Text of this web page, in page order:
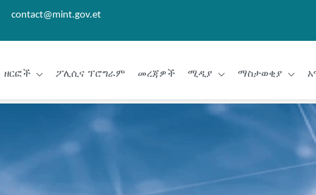
contact@mint.gov.et
ዘርፎች ፖሊሲና ፕሮግራም መረጃዎች ሚዲያ ማስታወቂያ